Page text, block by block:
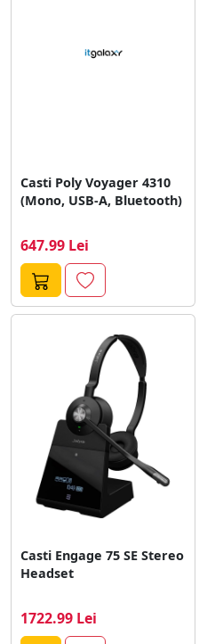
Casti Poly Voyager 4310
(Mono, USB-A, Bluetooth)
647.99 Lei
Casti Engage 75 SE Stereo
Headset
1722.99 Lei